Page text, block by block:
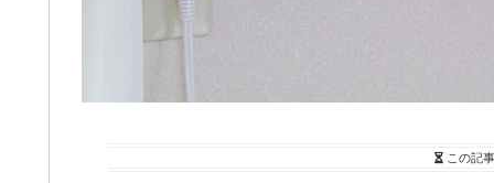
この記